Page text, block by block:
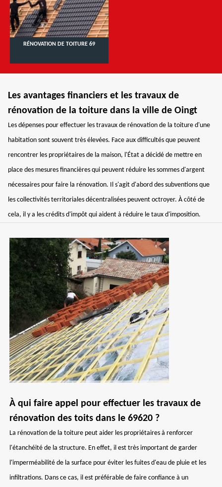
RÉNOVATION DE TOITURE 69
Les avantages financiers et les travaux de
rénovation de la toiture dans la ville de Oingt
Les dépenses pour effectuer les travaux de rénovation de la toiture d'une
habitation sont souvent très élevées. Face aux difficultés que peuvent
rencontrer les propriétaires de la maison, l'État a décidé de mettre en
place des mesures financières qui peuvent réduire les sommes d'argent
nécessaires pour faire la rénovation. Il s'agit d'abord des subventions que
les collectivités territoriales décentralisées peuvent octroyer. À côté de
cela, il y a les crédits d'impôt qui aident à réduire le taux d'imposition.
À qui faire appel pour effectuer les travaux de
rénovation des toits dans le 69620 ?
La rénovation de la toiture peut aider les propriétaires à renforcer
l'étanchéité de la structure. En effet, il est très important de garder
l'imperméabilité de la surface pour éviter les fuites d'eau de pluie et les
infiltrations. Dans ce cas, il est préférable de faire confiance à un